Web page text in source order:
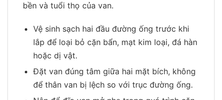
bền và tuổi thọ của van.
Vệ sinh sạch hai đầu đường ống trước khi
lắp để loại bỏ cặn bẩn, mạt kim loại, đá hàn
hoặc dị vật.
Đặt van đúng tâm giữa hai mặt bích, không
để thân van bị lệch so với trục đường ống.